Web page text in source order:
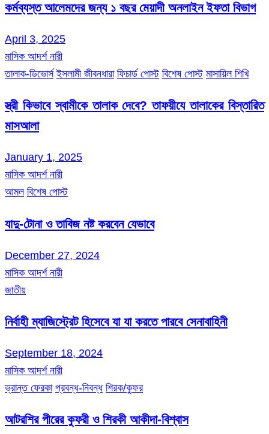
কর্মব্যস্ত আলেমদের জন্য ১ বছর মেয়াদী অনলাইন ইফতা বিভাগ
April 3, 2025
মাসিক আদর্শ নারী
তালাক-ডিভোর্স ইসলামী জীবনধারা ফিচার্ড পোস্ট বিশেষ পোস্ট মাসায়িল শিখি
স্ত্রী কিভাবে স্বামীকে তালাক দেবে? তাফয়ীযে তালাকের বিস্তারিত
মাসআলা
January 1, 2025
মাসিক আদর্শ নারী
আমল বিশেষ পোস্ট
যাদু-টোনা ও তাবিজ নষ্ট করবেন যেভাবে
December 27, 2024
মাসিক আদর্শ নারী
জাতীয়
নির্বাহী ম্যাজিস্ট্রেট হিসেবে যা যা করতে পারবে সেনাবাহিনী
September 18, 2024
মাসিক আদর্শ নারী
ভ্রান্ত ফেরকা প্রবন্ধ-নিবন্ধ শিরক/কুফর
আটরশির পীরের কুফরী ও শিরকী আকীদা-বিশ্বাস